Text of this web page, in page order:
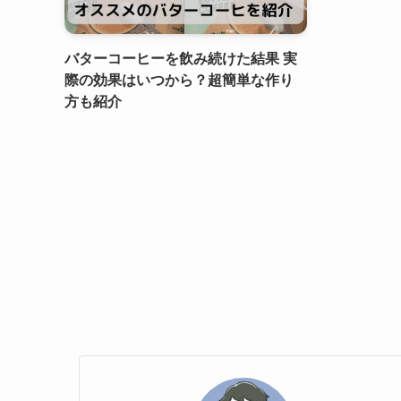
バターコーヒーを飲み続けた結果 実
際の効果はいつから？超簡単な作り
方も紹介